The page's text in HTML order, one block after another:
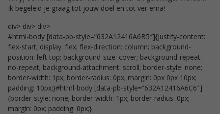
Ik begeleid je graag tot jouw doel en tot ver erna!
div> div> div>
#html-body [data-pb-style=”632A12416A6B5″]{justify-content:
flex-start; display: flex; flex-direction: column; background-
position: left top; background-size: cover; background-repeat:
no-repeat; background-attachment: scroll; border-style: none;
border-width: 1px; border-radius: 0px; margin: 0px 0px 10px;
padding: 10px;}#html-body [data-pb-style=”632A12416A6C6″]
{border-style: none; border-width: 1px; border-radius: 0px;
margin: 0px; padding: 0px;}